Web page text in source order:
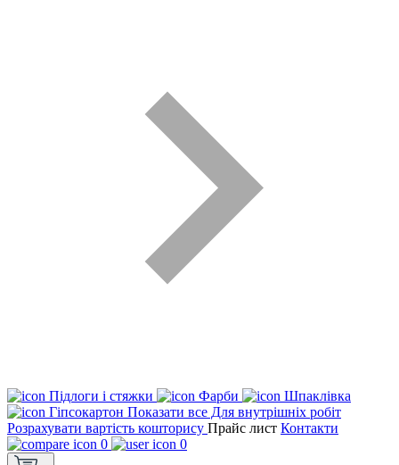
Підлоги і стяжки Фарби
Шпаклівка
Гіпсокартон Показати все Для внутрішніх робіт
Розрахувати вартість кошторису Прайс лист Контакти
0
0